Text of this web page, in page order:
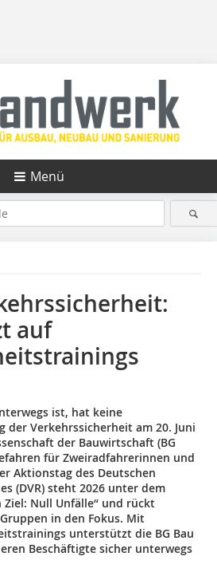
Menü
auf
ist, hat keine
der Verkehrssicherheit am 20. Juni
der Bauwirtschaft (BG
für Zweiradfahrerinnen und
Aktionstag des Deutschen
(DVR) steht 2026 unter dem
Ziel: Null Unfälle“ und rückt
in den Fokus. Mit
unterstützt die BG Bau
Beschäftigte sicher unterwegs